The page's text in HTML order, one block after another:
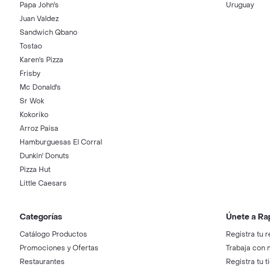
Papa John's
Juan Valdez
Sandwich Qbano
Tostao
Karen's Pizza
Frisby
Mc Donald's
Sr Wok
Kokoriko
Arroz Paisa
Hamburguesas El Corral
Dunkin' Donuts
Pizza Hut
Little Caesars
Uruguay
Categorías
Catálogo Productos
Promociones y Ofertas
Restaurantes
Únete a
Registra tu
Trabaja con
Registra tu